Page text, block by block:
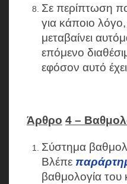
Σε περίπτωση
για κάποιο
μεταβαίνει
επόμενο
εφόσον αυτό
Άρθρο 4 –
Σύστημα
Βλέπε
βαθμολογία του